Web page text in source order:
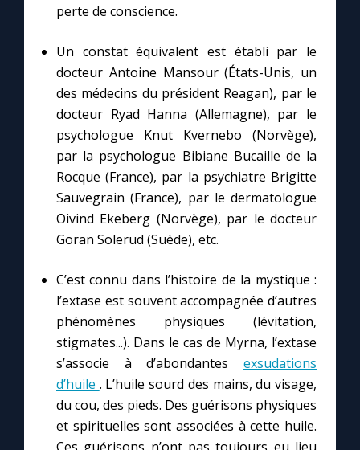
perte de conscience.
Un constat équivalent est établi par le
docteur Antoine Mansour (États-Unis, un
des médecins du président Reagan), par le
docteur Ryad Hanna (Allemagne), par le
psychologue Knut Kvernebo (Norvège),
par la psychologue Bibiane Bucaille de la
Rocque (France), par la psychiatre Brigitte
Sauvegrain (France), par le dermatologue
Oivind Ekeberg (Norvège), par le docteur
Goran Solerud (Suède), etc.
C’est connu dans l’histoire de la mystique :
l’extase est souvent accompagnée d’autres
phénomènes physiques (lévitation,
stigmates...). Dans le cas de Myrna, l’extase
s’associe à d’abondantes exsudations
d’huile . L’huile sourd des mains, du visage,
du cou, des pieds. Des guérisons physiques
et spirituelles sont associées à cette huile.